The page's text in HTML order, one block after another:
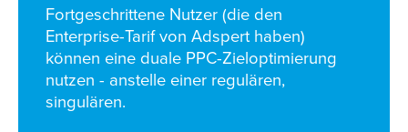
Fortgeschrittene Nutzer (die den
Enterprise-Tarif von Adspert haben)
können eine duale PPC-Zieloptimierung
nutzen - anstelle einer regulären,
singulären.